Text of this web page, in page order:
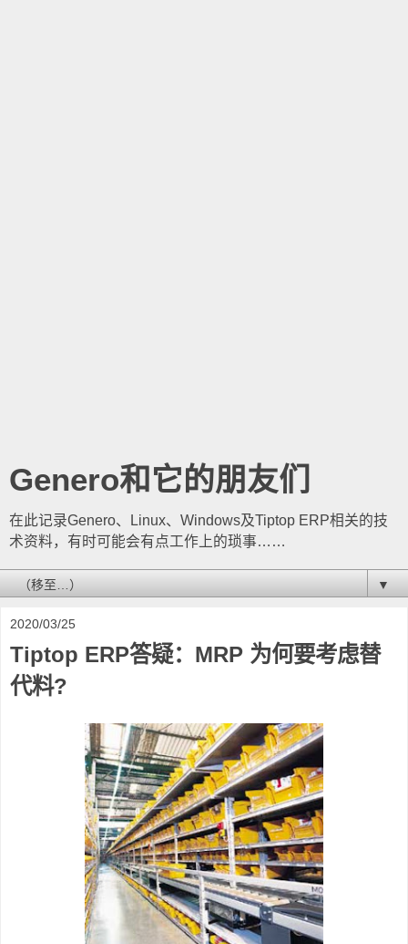
Genero和它的朋友们
在此记录Genero、Linux、Windows及Tiptop ERP相关的技
术资料，有时可能会有点工作上的琐事……
▼
2020/03/25
Tiptop ERP答疑：MRP 为何要考虑替
代料?